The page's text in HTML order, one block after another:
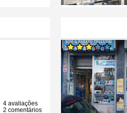
4 avaliações
2 comentários